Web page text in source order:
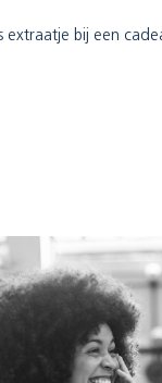
bij een